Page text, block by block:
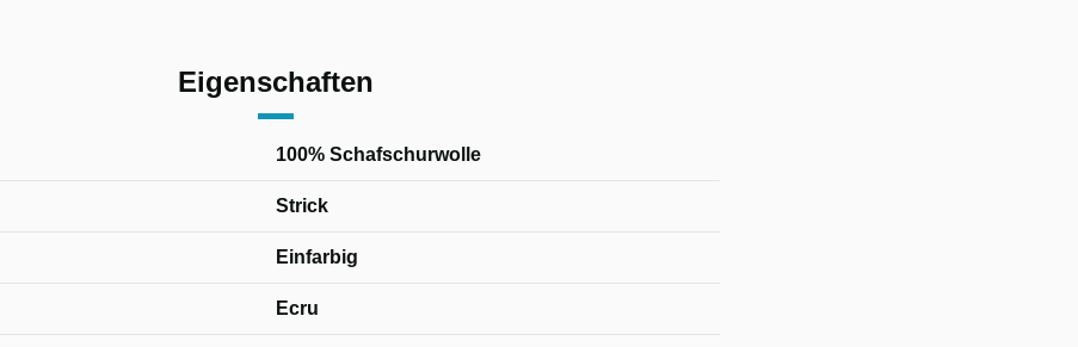
Eigenschaften
100% Schafschurwolle
Strick
Einfarbig
Ecru